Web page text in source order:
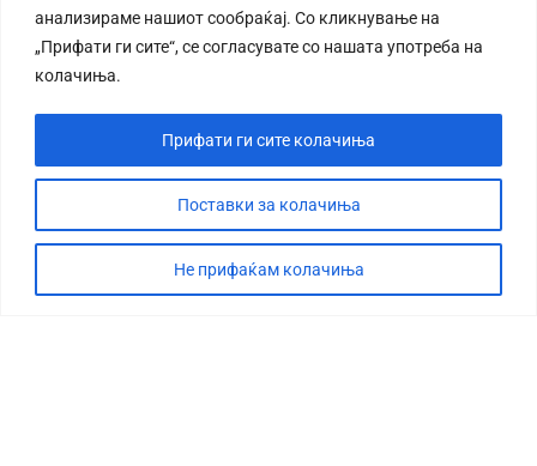
анализираме нашиот сообраќај. Со кликнување на
„Прифати ги сите“, се согласувате со нашата употреба на
колачиња.
Поставки за колачиња
Не прифаќам колачиња
Прифати ги сите колачиња